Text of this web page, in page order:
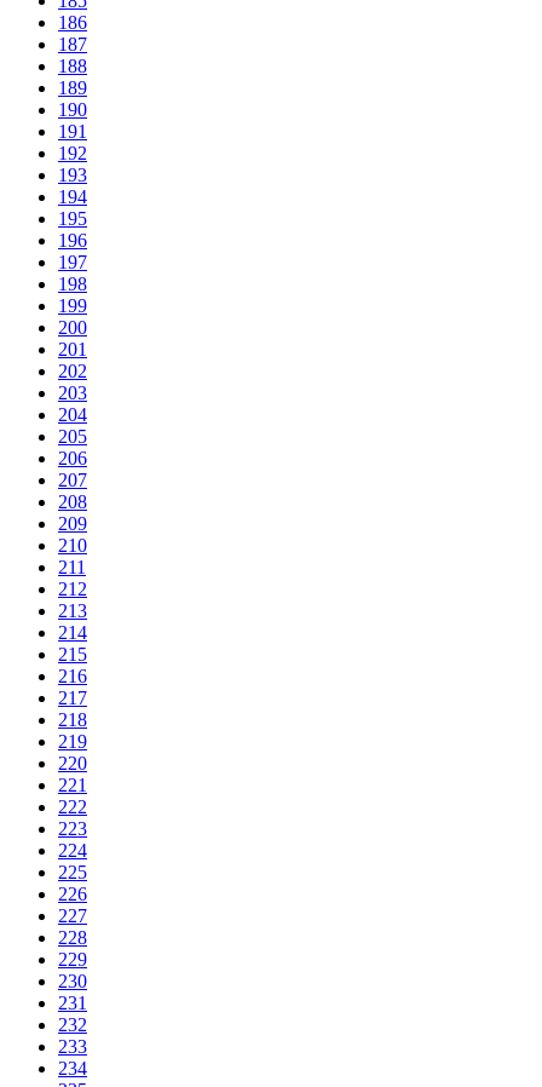
186
187
188
189
190
191
192
193
194
195
196
197
198
199
200
201
202
203
204
205
206
207
208
209
210
211
212
213
214
215
216
217
218
219
220
221
222
223
224
225
226
227
228
229
230
231
232
233
234